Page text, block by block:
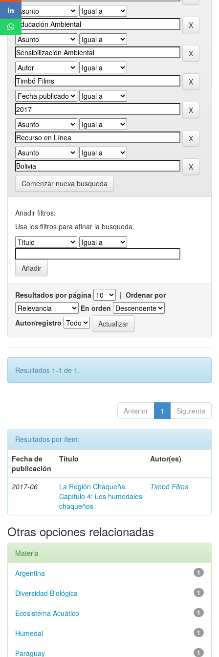
Comenzar nueva busqueda
Añadir filtros:
Usa los filtros para afinar la busqueda.
Resultados por página | Ordenar por
En orden
Autor/registro
Resultados 1-1 de 1.
Anterior 1 Siguiente
Resultados por ítem:
Fecha de
publicación
Título Autor(es)
2017-06
La Región Chaqueña.
Capítulo 4: Los humedales
chaqueños
Timbó Films
Otras opciones relacionadas
Materia
1
Argentina
1
Diversidad Biológica
1
Ecosistema Acuático
1
Humedal
1
Paraguay